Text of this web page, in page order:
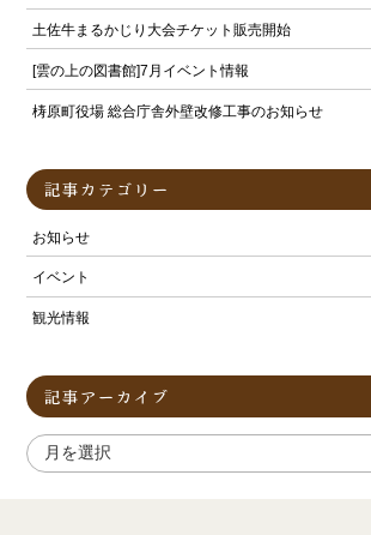
土佐牛まるかじり大会チケット販売開始
[雲の上の図書館]7月イベント情報
梼原町役場 総合庁舎外壁改修工事のお知らせ
記事カテゴリー
お知らせ
イベント
観光情報
記事アーカイブ
ア
ー